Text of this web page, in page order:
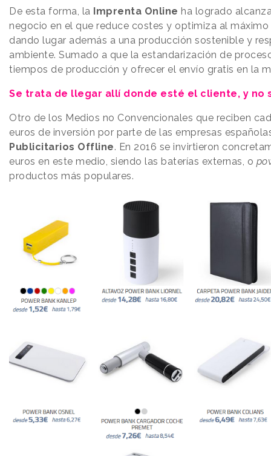
De esta forma, la Imprenta Online ha logrado
negocio en el que reduce costes y optimiza al
dando lugar además a una producción sostenible y
ambiente. Sumado a que la estandarización de
tiempos de producción y ofrecer el envío gratis en la
Se trata de llegar allí donde esté el cliente, y no
Otro de los Medios no Convencionales que reciben
euros de inversión por parte de las empresas
Publicitarios Offline. En 2016 se invirtieron
euros en este medio, siendo las baterías externas, o
productos más populares.